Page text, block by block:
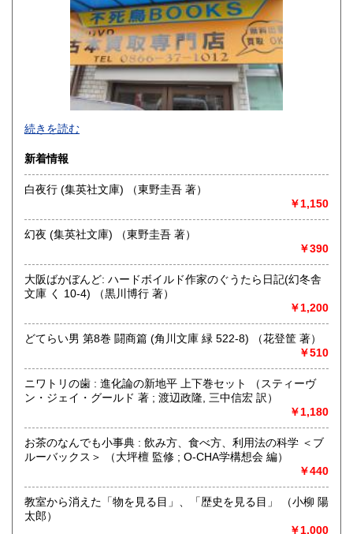
300円 愛媛県
300円 福岡県
300円 長崎県
熊本県
宮崎県
沖縄県 300円
不死鳥BOOKSでは、書籍だけでなくCD、DVD、レコード、
ゲーム、おもちゃ、骨董品まであらゆるものの買い取りがで
にお問い合わせください。出張費は、無料です。
沿線名：伯備線・桃太郎線(吉備線)
営業時間：9時から17時
定休日：年中無休
書籍の買取について
不死鳥BOOKSでは、書籍だけでなくCD、DVD、レコード、
ゲーム、おもちゃ、骨董品まであらゆるものの買い取りがで
にお問い合わせください。出張費は、無料です。
取り扱い分野
哲学宗教、歴史、社会科学、自然科学、美術工芸、趣味、外
国書、サブカルチャー、古書一般（その他）
続きを読む
新着情報
白夜行 (集英社文庫) （東野圭吾 著）
￥1,150
幻夜 (集英社文庫) （東野圭吾 著）
￥390
大阪ばかぼんど: ハードボイルド作家のぐうたら日記(幻冬舎
文庫 く 10-4) （黒川博行 著）
￥1,200
どてらい男 第8巻 闘商篇 (角川文庫 緑 522-8) （花登筐 著）
￥510
ニワトリの歯 : 進化論の新地平 上下巻セット （スティーヴ
ン・ジェイ・グールド 著 ; 渡辺政隆, 三中信宏 訳）
￥1,180
お茶のなんでも小事典 : 飲み方、食べ方、利用法の科学 ＜ブ
ルーバックス＞ （大坪檀 監修 ; O-CHA学構想会 編）
￥440
教室から消えた「物を見る目」、「歴史を見る目」 （小柳 陽
太郎）
￥1,000